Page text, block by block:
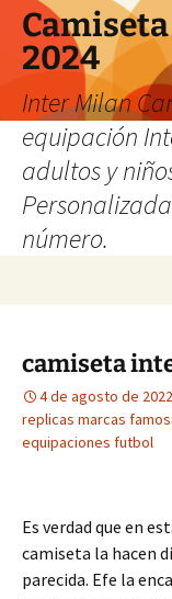
2024
Inter Milan
equipación
adultos y
número.
camiseta
4 de agosto de 2022
replicas marcas
equipaciones futbol
Es verdad que en
camiseta la hacen
parecida. Efe la